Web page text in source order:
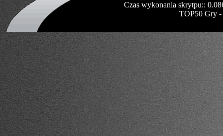
Czas wykonania skrytpu::
TOP50 Gry